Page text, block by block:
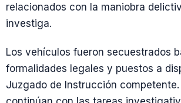
relacionados con la maniobra
investiga.
Los vehículos fueron secuestrados
formalidades legales y puestos a
Juzgado de Instrucción